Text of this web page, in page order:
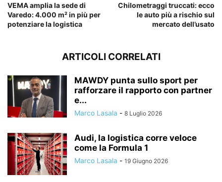
VEMA amplia la sede di
Varedo: 4.000 m² in più per
potenziare la logistica
Chilometraggi truccati: ecco
le auto più a rischio sul
mercato dell’usato
ARTICOLI CORRELATI
MAWDY punta sullo sport per
rafforzare il rapporto con partner
e...
Marco Lasala - 8 Luglio 2026
Audi, la logistica corre veloce
come la Formula 1
Marco Lasala - 19 Giugno 2026